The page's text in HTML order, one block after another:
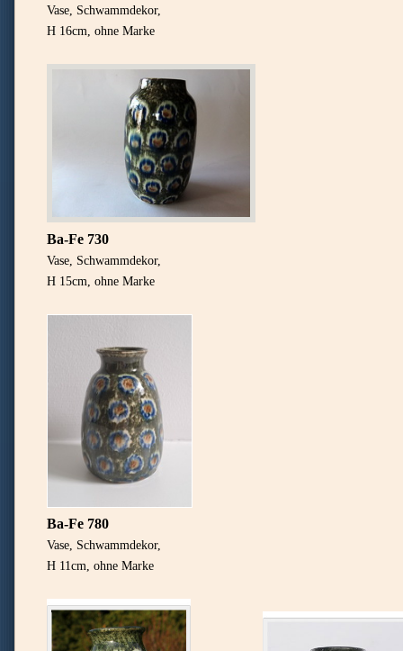
Vase, Schwammdekor,
H 16cm, ohne Marke
Ba-Fe 730
Vase, Schwammdekor,
H 15cm, ohne Marke
Ba-Fe 780
Vase, Schwammdekor,
H 11cm, ohne Marke